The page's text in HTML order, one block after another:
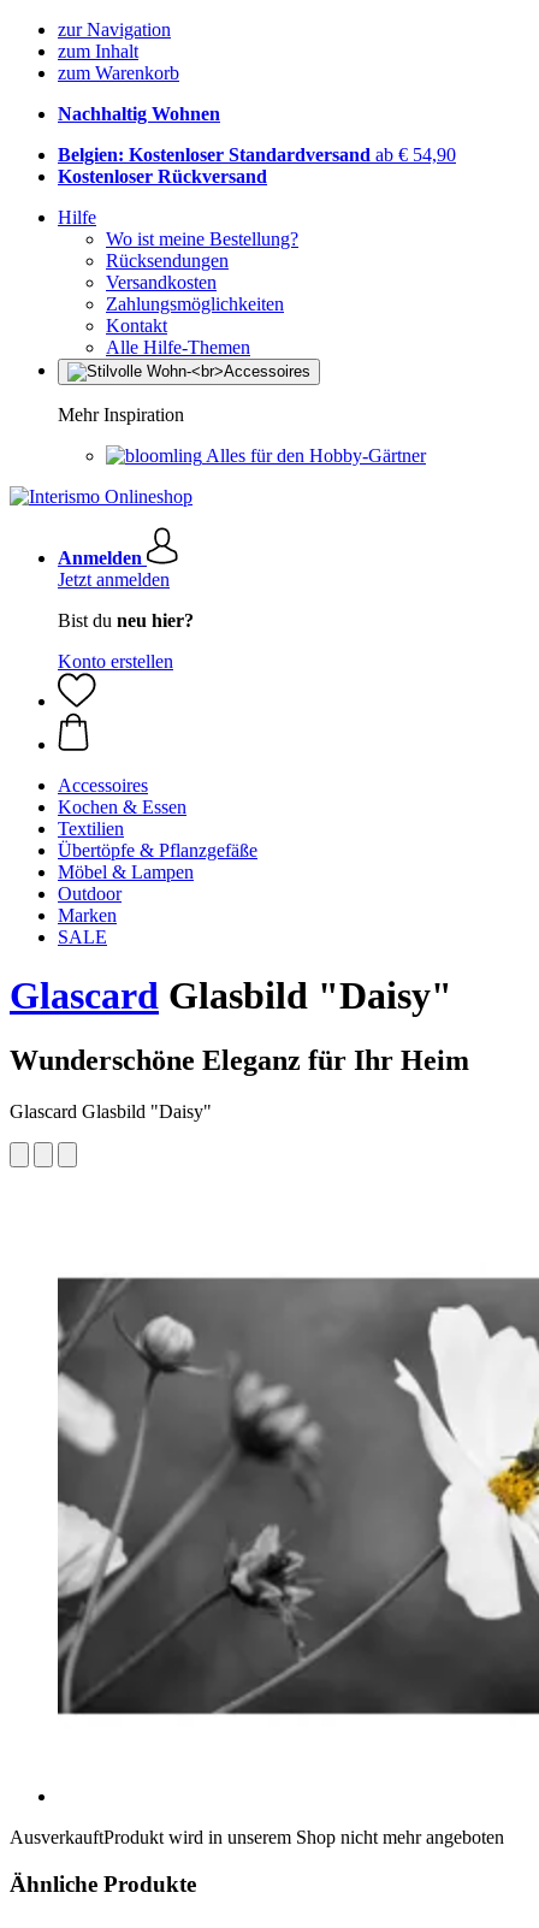
zur Navigation
zum Inhalt
zum Warenkorb
Nachhaltig Wohnen
Belgien: Kostenloser Standardversand ab € 54,90
Kostenloser Rückversand
Hilfe
Wo ist meine Bestellung?
Rücksendungen
Versandkosten
Zahlungsmöglichkeiten
Kontakt
Alle Hilfe-Themen
Mehr Inspiration
Alles für den Hobby-Gärtner
Anmelden
Jetzt anmelden
Bist du neu hier?
Konto erstellen
Accessoires
Kochen & Essen
Textilien
Übertöpfe & Pflanzgefäße
Möbel & Lampen
Outdoor
Marken
SALE
Glascard Glasbild "Daisy"
Wunderschöne Eleganz für Ihr Heim
Glascard Glasbild "Daisy"
AusverkauftProdukt wird in unserem Shop nicht mehr angeboten
Ähnliche Produkte